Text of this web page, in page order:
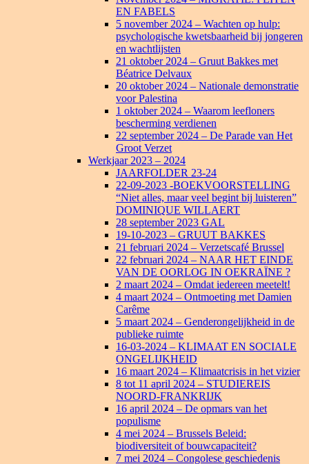
EN FABELS
5 november 2024 – Wachten op hulp:
psychologische kwetsbaarheid bij jongeren
en wachtlijsten
21 oktober 2024 – Gruut Bakkes met
Béatrice Delvaux
20 oktober 2024 – Nationale demonstratie
voor Palestina
1 oktober 2024 – Waarom leefloners
bescherming verdienen
22 september 2024 – De Parade van Het
Groot Verzet
Werkjaar 2023 – 2024
JAARFOLDER 23-24
22-09-2023 -BOEKVOORSTELLING
“Niet alles, maar veel begint bij luisteren”
DOMINIQUE WILLAERT
28 september 2023 GAL
19-10-2023 – GRUUT BAKKES
21 februari 2024 – Verzetscafé Brussel
22 februari 2024 – NAAR HET EINDE
VAN DE OORLOG IN OEKRAÏNE ?
2 maart 2024 – Omdat iedereen meetelt!
4 maart 2024 – Ontmoeting met Damien
Carême
5 maart 2024 – Genderongelijkheid in de
publieke ruimte
16-03-2024 – KLIMAAT EN SOCIALE
ONGELIJKHEID
16 maart 2024 – Klimaatcrisis in het vizier
8 tot 11 april 2024 – STUDIEREIS
NOORD-FRANKRIJK
16 april 2024 – De opmars van het
populisme
4 mei 2024 – Brussels Beleid:
biodiversiteit of bouwcapaciteit?
7 mei 2024 – Congolese geschiedenis